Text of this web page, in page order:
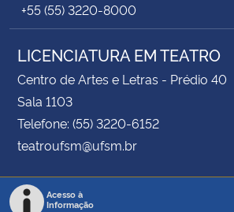
+55 (55) 3220-8000
LICENCIATURA EM TEATRO
Centro de Artes e Letras - Prédio 40
Sala 1103
Telefone: (55) 3220-6152
teatroufsm@ufsm.br
Acesso à
Informação